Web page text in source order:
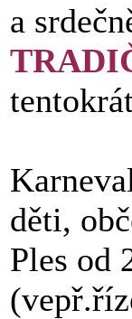
a
děti,
Ples od